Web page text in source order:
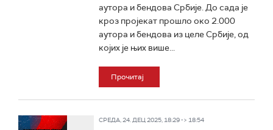
аутора и бендова Србије. До сада је
кроз пројекат прошло око 2.000
аутора и бендова из целе Србије, од
којих је њих више...
Прочитај
СРЕДА, 24. ДЕЦ 2025, 18:29 -> 18:54